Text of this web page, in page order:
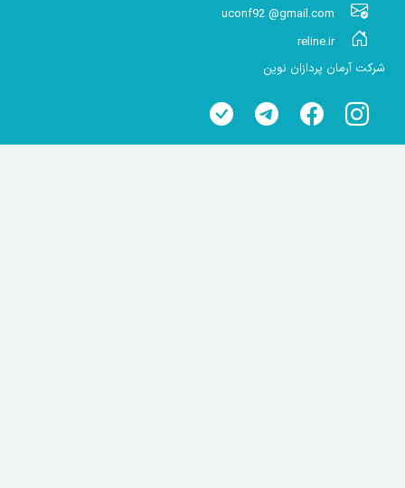
uconf92 @gmail.com
reline.ir
شرکت آرمان پردازان نوین